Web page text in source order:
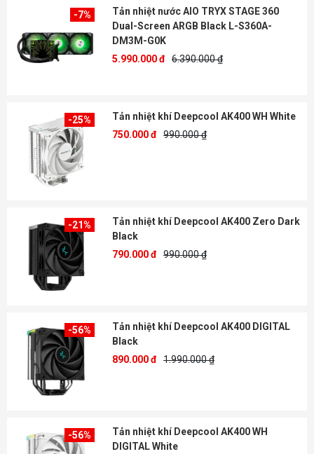
-7%
Tản nhiệt nước AIO TRYX STAGE 360
Dual-Screen ARGB Black L-S360A-
DM3M-G0K
5.990.000 đ 6.390.000 ₫
-25%
Tản nhiệt khí Deepcool AK400 WH White
750.000 đ 990.000 ₫
-21%
Tản nhiệt khí Deepcool AK400 Zero Dark
Black
790.000 đ 990.000 ₫
-56%
Tản nhiệt khí Deepcool AK400 DIGITAL
Black
890.000 đ 1.990.000 ₫
-56%
Tản nhiệt khí Deepcool AK400 WH
DIGITAL White